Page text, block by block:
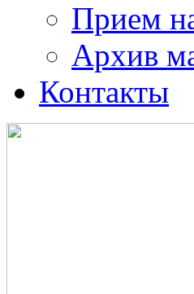
Прием
Архив
Контакты